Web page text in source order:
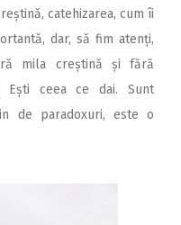
catehizarea, cum îi
dar, să fim atenți,
mila creștină și fără
Ești ceea ce dai. Sunt
de paradoxuri, este o